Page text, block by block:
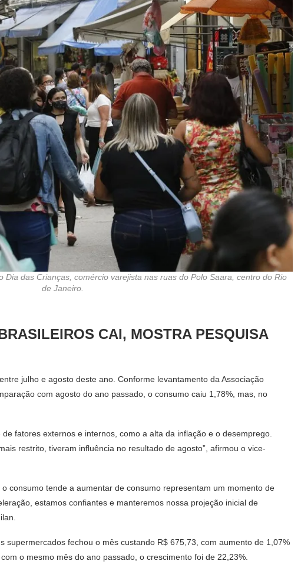
das Crianças, comércio varejista nas ruas do Polo Saara, centro do Rio
de Janeiro.
CAI, MOSTRA PESQUISA
julho e agosto deste ano. Conforme levantamento da Associação
com agosto do ano passado, o consumo caiu 1,78%, mas, no
fatores externos e internos, como a alta da inflação e o desemprego.
restrito, tiveram influência no resultado de agosto”, afirmou o vice-
consumo tende a aumentar de consumo representam um momento de
estamos confiantes e manteremos nossa projeção inicial de
supermercados fechou o mês custando R$ 675,73, com aumento de 1,07%
o mesmo mês do ano passado, o crescimento foi de 22,23%.